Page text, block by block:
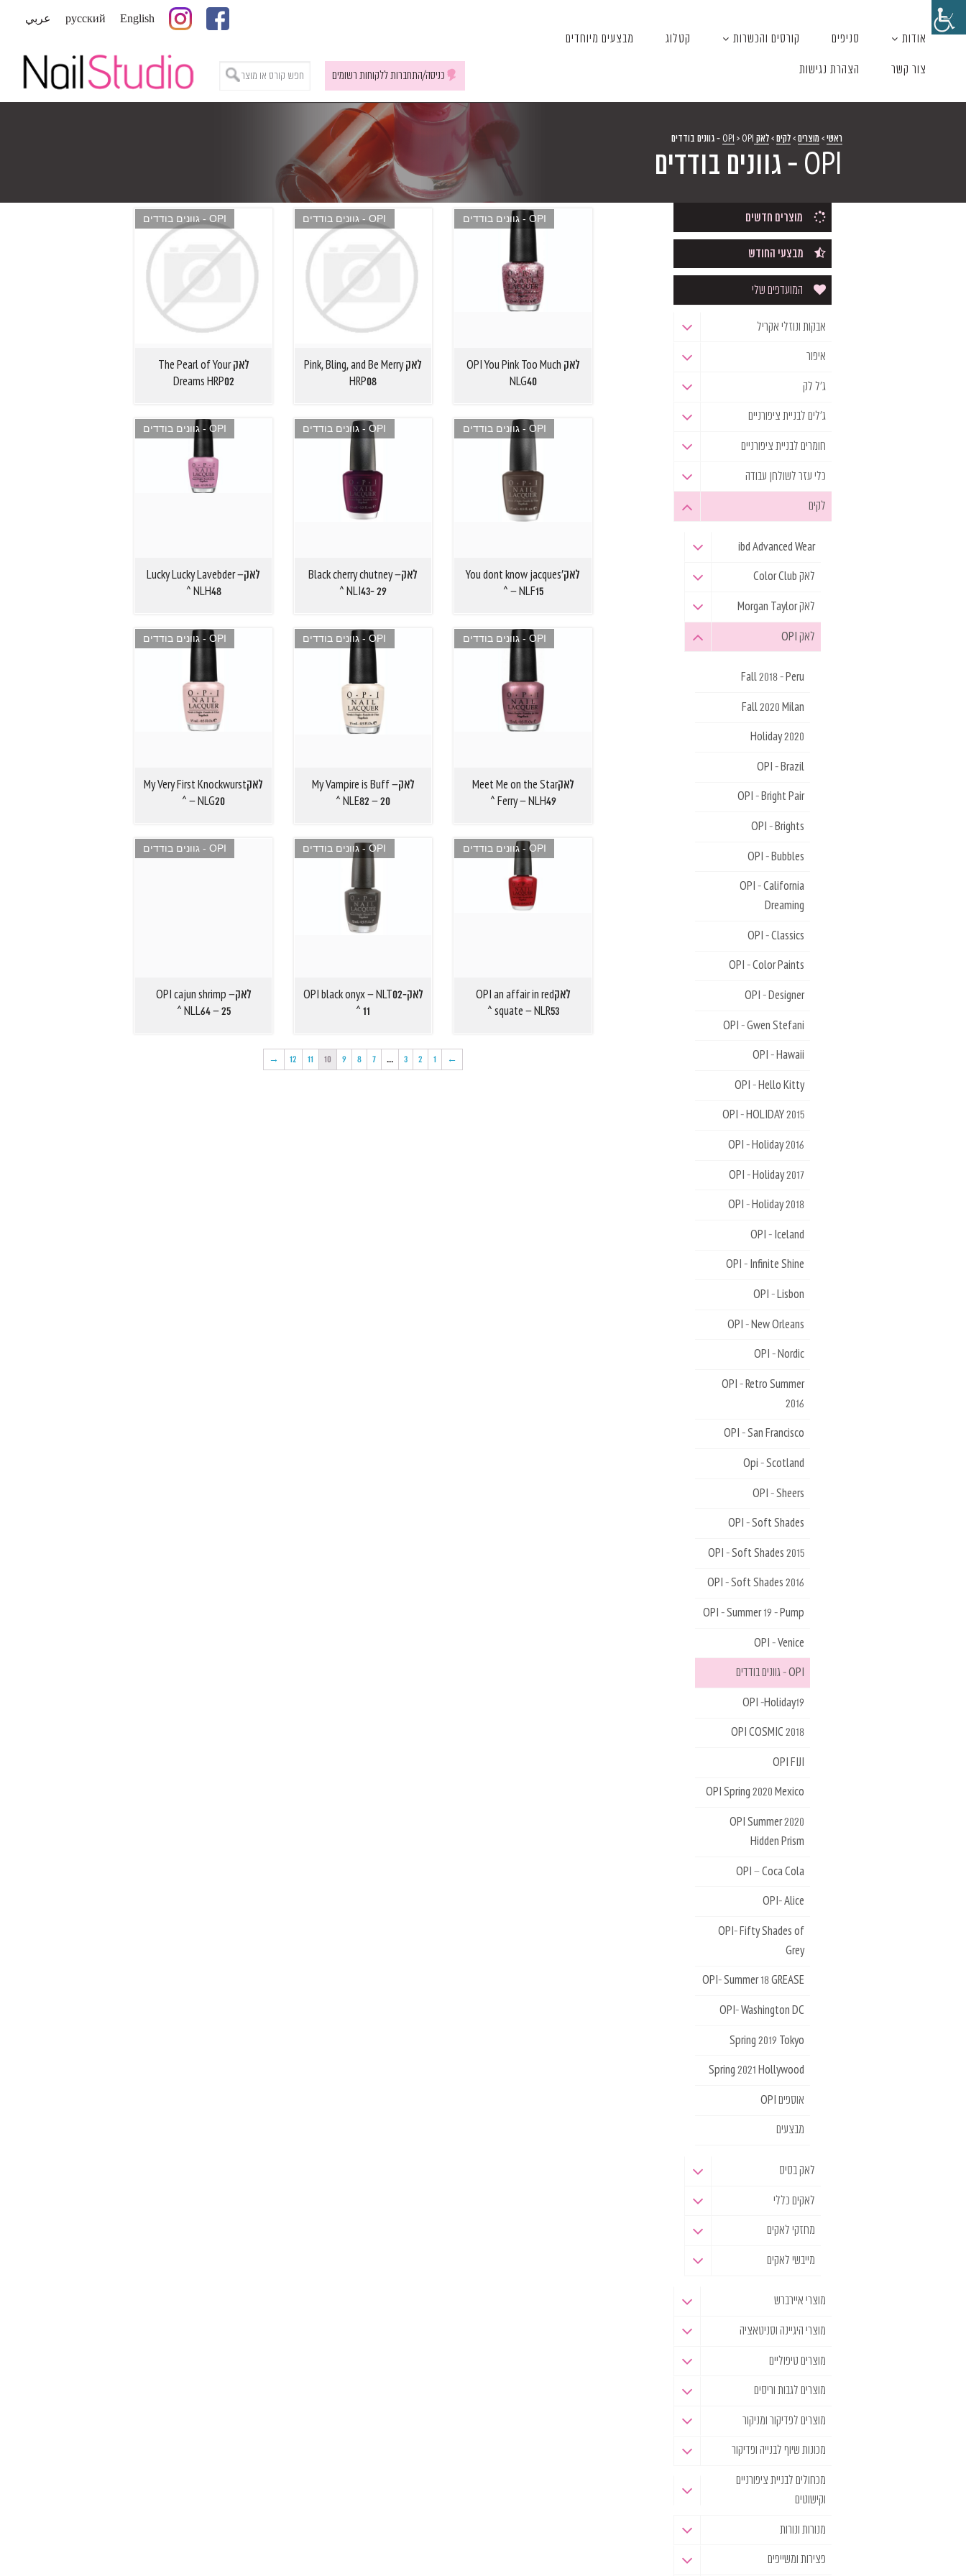
אודות סניפים קורסים והכשרות קטלוג מבצעים מיוחדים
צור קשר הצהרת נגישות
English
русский عربي
כניסה/התחברות ללקוחות רשומים
ראשי > מוצרים > לקים > לאק OPI > OPI - גוונים בודדים
OPI - גוונים בודדים
מוצרים חדשים
מבצעי החודש
המועדפים שלי
אבקות ונוזלי אקריל
איפור
ג'ל לק
ג'לים לבניית ציפורניים
חומרים לבניית ציפורניים
כלי עזר לשולחן עבודה
לקים
ibd Advanced Wear
לאק Color Club
לאק Morgan Taylor
לאק OPI
Fall 2018 - Peru
Fall 2020 Milan
Holiday 2020
OPI - Brazil
OPI - Bright Pair
OPI - Brights
OPI - Bubbles
OPI - California
Dreaming
OPI - Classics
OPI - Color Paints
OPI - Designer
OPI - Gwen Stefani
OPI - Hawaii
OPI - Hello Kitty
OPI - HOLIDAY 2015
OPI - Holiday 2016
OPI - Holiday 2017
OPI - Holiday 2018
OPI - Iceland
OPI - Infinite Shine
OPI - Lisbon
OPI - New Orleans
OPI - Nordic
OPI - Retro Summer
2016
OPI - San Francisco
Opi - Scotland
OPI - Sheers
OPI - Soft Shades
OPI - Soft Shades 2015
OPI - Soft Shades 2016
OPI - Summer 19 - Pump
OPI - Venice
OPI - גוונים בודדים
OPI -Holiday19
OPI COSMIC 2018
OPI FIJI
OPI Spring 2020 Mexico
OPI Summer 2020
Hidden Prism
OPI – Coca Cola
OPI- Alice
OPI- Fifty Shades of
Grey
OPI- Summer 18 GREASE
OPI- Washington DC
Spring 2019 Tokyo
Spring 2021 Hollywood
אוספים OPI
מבצעים
לאק בסיס
לאקים כללי
מחזקי לאקים
מייבשי לאקים
מוצרי איירברש
מוצרי היגיינה וסניטאציה
מוצרים טיפוליים
מוצרים לגבות וריסים
מוצרים לפדיקור ומניקור
מכונות שיוף לבנייה ופדיקור
מכחולים לבניית ציפורניים
וקישוטים
מנורות ונורות
פצירות ומשייפים
OPI - גוונים בודדים
לאק OPI You Pink Too Much
NLG40
OPI - גוונים בודדים
לאק Pink, Bling, and Be Merry
HRP08
OPI - גוונים בודדים
לאק The Pearl of Your
Dreams HRP02
OPI - גוונים בודדים
לאק'You dont know jacques
– NLF15 ^
OPI - גוונים בודדים
לאקBlack cherry chutney –
NLI43- 29 ^
OPI - גוונים בודדים
לאקLucky Lucky Lavebder –
NLH48 ^
OPI - גוונים בודדים
לאקMeet Me on the Star
Ferry – NLH49 ^
OPI - גוונים בודדים
לאקMy Vampire is Buff –
NLE82 – 20 ^
OPI - גוונים בודדים
לאקMy Very First Knockwurst
– NLG20 ^
OPI - גוונים בודדים
לאקOPI an affair in red
squate – NLR53 ^
OPI - גוונים בודדים
לאקOPI black onyx – NLT02-
11 ^
OPI - גוונים בודדים
לאקOPI cajun shrimp –
NLL64 – 25 ^
←
1
2
3
…
7
8
9
10
11
12
→